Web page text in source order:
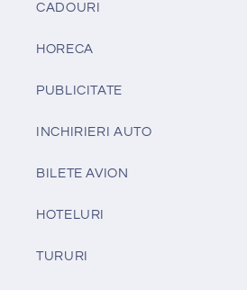
CADOURI
HORECA
PUBLICITATE
INCHIRIERI AUTO
BILETE AVION
HOTELURI
TURURI